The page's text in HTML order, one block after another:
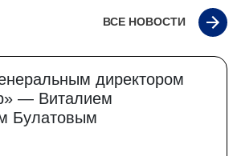
ВСЕ НОВОСТИ
директором
— Виталием
Булатовым